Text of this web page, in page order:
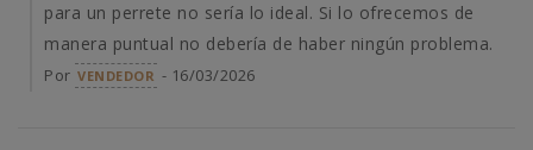
para un perrete no sería lo ideal. Si lo ofrecemos de
manera puntual no debería de haber ningún problema.
Por VENDEDOR - 16/03/2026